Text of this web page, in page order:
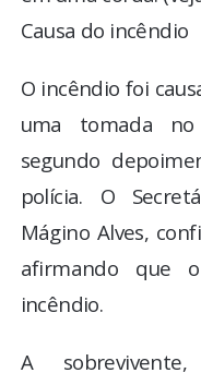
Causa do incêndio
O incêndio foi
uma tomada
segundo
polícia. O
Mágino Alves,
afirmando que
incêndio.
A